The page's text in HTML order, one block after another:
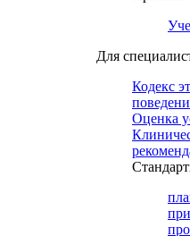
Для
Кодекс
Оценка